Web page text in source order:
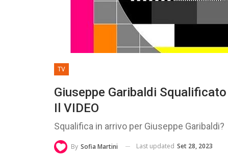
TV
Giuseppe Garibaldi
Il VIDEO
Squalifica in arrivo per Giuseppe Garibaldi?
By Sofia Martini Last updated Set 28, 2023